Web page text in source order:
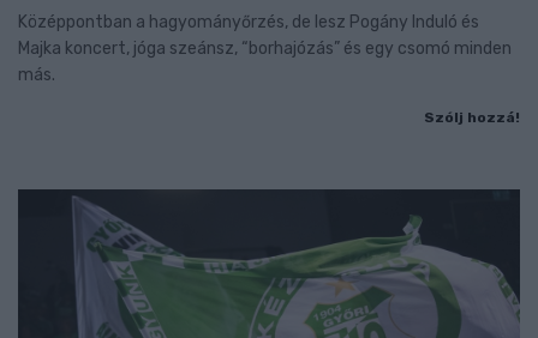
Középpontban a hagyományőrzés, de lesz Pogány Induló és
Majka koncert, jóga szeánsz, “borhajózás” és egy csomó minden
más.
Szólj hozzá!